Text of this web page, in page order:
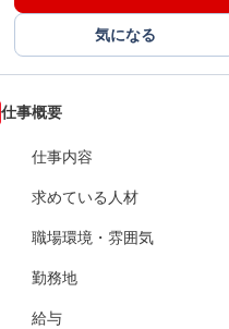
気になる
仕事概要
仕事内容
求めている人材
職場環境・雰囲気
勤務地
給与